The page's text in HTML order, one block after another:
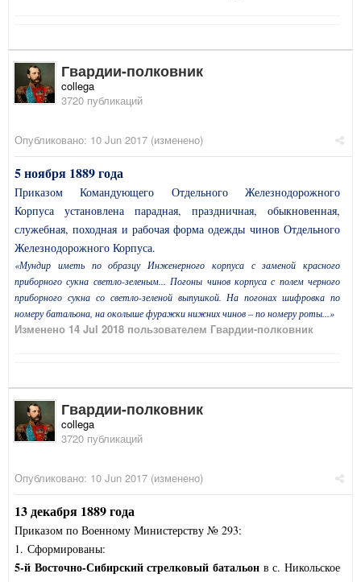
Гвардии-полковник
collega
3720 публикаций
Опубликовано: 10 Jun 2017 (изменено)
5 ноября 1889 года
Приказом Командующего Отдельного Железнодорожного
Корпуса установлена парадная, праздничная, обыкновенная,
служебная, походная и рабочая форма одежды чинов Отдельного
Железнодорожного Корпуса.
«Мундир иметь по образцу Инженерного корпуса с заменой красного
приборного сукна светло-зеленым... Погоны чинов корпуса с полем черного
приборного сукна со светло-зеленой выпушкой. На погонах шифровка по
номеру батальона, на околыше фуражки нижних чинов – по номеру роты...»
Изменено 14 Jul 2018 пользователем Гвардии-полковник
Гвардии-полковник
collega
3720 публикаций
Опубликовано: 10 Jun 2017 (изменено)
13 декабря 1889 года
Приказом по Военному Министерству № 293:
1. Сформированы:
5-й Восточно-Сибирский стрелковый батальон в с. Никольское